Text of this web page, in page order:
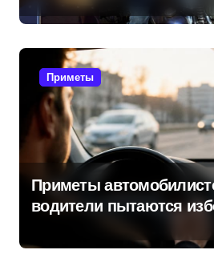
приметы
Приметы
Приметы
водители пытаются
дороге